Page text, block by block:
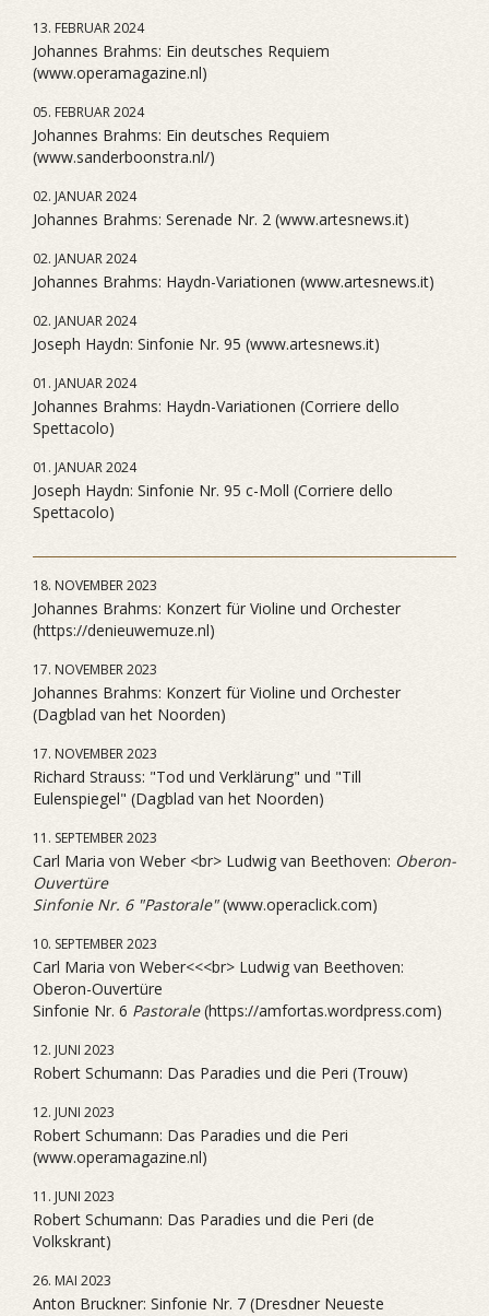
13. FEBRUAR 2024
Johannes Brahms: Ein deutsches Requiem
(www.operamagazine.nl)
05. FEBRUAR 2024
Johannes Brahms: Ein deutsches Requiem
(www.sanderboonstra.nl/)
02. JANUAR 2024
Johannes Brahms: Serenade Nr. 2 (www.artesnews.it)
02. JANUAR 2024
Johannes Brahms: Haydn-Variationen (www.artesnews.it)
02. JANUAR 2024
Joseph Haydn: Sinfonie Nr. 95 (www.artesnews.it)
01. JANUAR 2024
Johannes Brahms: Haydn-Variationen (Corriere dello
Spettacolo)
01. JANUAR 2024
Joseph Haydn: Sinfonie Nr. 95 c-Moll (Corriere dello
Spettacolo)
18. NOVEMBER 2023
Johannes Brahms: Konzert für Violine und Orchester
(https://denieuwemuze.nl)
17. NOVEMBER 2023
Johannes Brahms: Konzert für Violine und Orchester
(Dagblad van het Noorden)
17. NOVEMBER 2023
Richard Strauss: "Tod und Verklärung" und "Till
Eulenspiegel" (Dagblad van het Noorden)
11. SEPTEMBER 2023
Carl Maria von Weber <br> Ludwig van Beethoven: Oberon-
Ouvertüre
Sinfonie Nr. 6 "Pastorale"(www.operaclick.com)
10. SEPTEMBER 2023
Carl Maria von Weber<<<br> Ludwig van Beethoven:
Oberon-Ouvertüre
Sinfonie Nr. 6 Pastorale(https://amfortas.wordpress.com)
12. JUNI 2023
Robert Schumann: Das Paradies und die Peri (Trouw)
12. JUNI 2023
Robert Schumann: Das Paradies und die Peri
(www.operamagazine.nl)
11. JUNI 2023
Robert Schumann: Das Paradies und die Peri (de
Volkskrant)
26. MAI 2023
Anton Bruckner: Sinfonie Nr. 7 (Dresdner Neueste